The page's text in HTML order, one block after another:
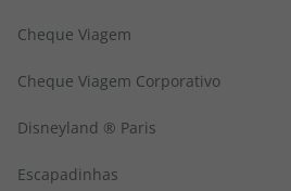
Cheque Viagem
Cheque Viagem Corporativo
Disneyland ® Paris
Escapadinhas